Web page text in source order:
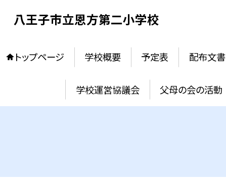
八王子市立恩方第二小学校
トップページ 学校概要 予定表 配布文書
学校運営協議会 父母の会の活動